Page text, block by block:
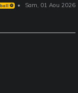
⚽️ Sam, 01 Aou 2026